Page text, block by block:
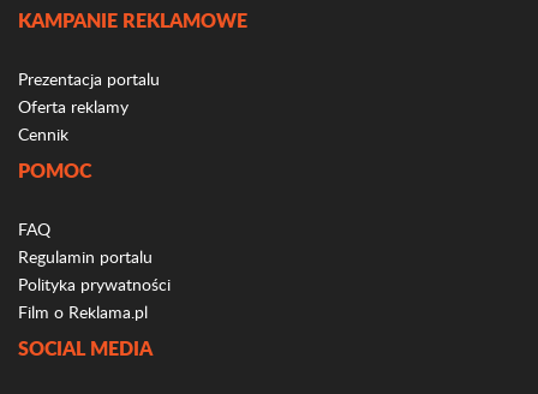
KAMPANIE REKLAMOWE
Prezentacja portalu
Oferta reklamy
Cennik
POMOC
FAQ
Regulamin portalu
Polityka prywatności
Film o Reklama.pl
SOCIAL MEDIA